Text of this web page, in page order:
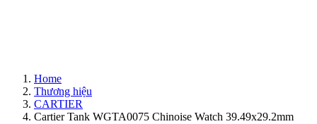
Home
Thương hiệu
CARTIER
Cartier Tank WGTA0075 Chinoise Watch 39.49x29.2mm